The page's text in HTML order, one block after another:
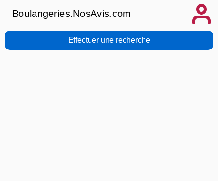
Boulangeries.NosAvis.com
Effectuer une recherche